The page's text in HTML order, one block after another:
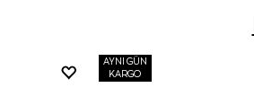
AYNI GÜN
KARGO